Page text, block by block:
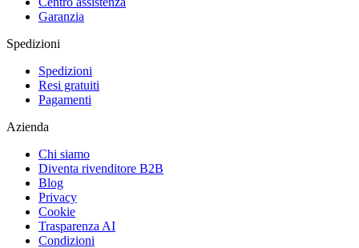
Garanzia
Spedizioni
Spedizioni
Resi gratuiti
Pagamenti
Azienda
Chi siamo
Diventa rivenditore B2B
Blog
Privacy
Cookie
Trasparenza AI
Condizioni